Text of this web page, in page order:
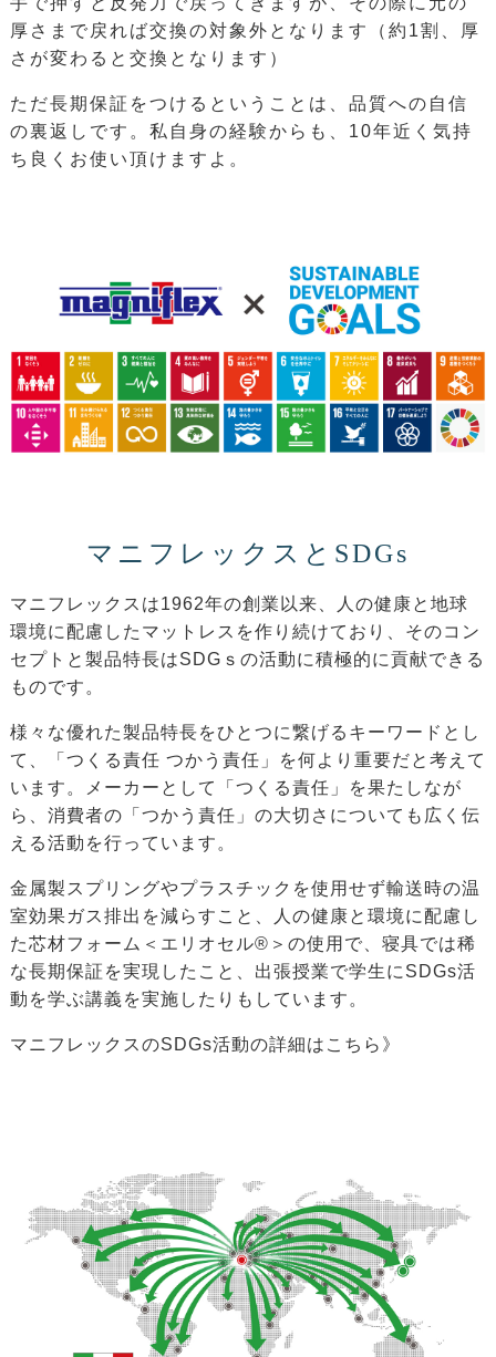
厚さまで戻れば交換の対象外となります（約1割、厚
さが変わると交換となります）
ただ長期保証をつけるということは、品質への自信
の裏返しです。私自身の経験からも、10年近く気持
ち良くお使い頂けますよ。
マニフレックスとSDGs
マニフレックスは1962年の創業以来、人の健康と地球
環境に配慮したマットレスを作り続けており、そのコン
セプトと製品特長はSDGｓの活動に積極的に貢献できる
ものです。
様々な優れた製品特長をひとつに繋げるキーワードとし
て、「つくる責任 つかう責任」を何より重要だと考えて
います。メーカーとして「つくる責任」を果たしなが
ら、消費者の「つかう責任」の大切さについても広く伝
える活動を行っています。
金属製スプリングやプラスチックを使用せず輸送時の温
室効果ガス排出を減らすこと、人の健康と環境に配慮し
た芯材フォーム＜エリオセル®＞の使用で、寝具では稀
な長期保証を実現したこと、出張授業で学生にSDGs活
動を学ぶ講義を実施したりもしています。
マニフレックスのSDGs活動の詳細はこちら》